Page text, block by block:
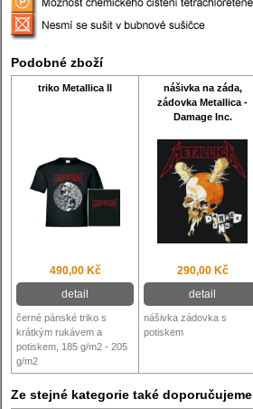
Podobné zboží
triko Metallica II
nášivka na záda,
zádovka Metallica -
Damage Inc.
490,00 Kč
detail
290,00 Kč
detail
černé pánské triko s
krátkým rukávem a
potiskem, 185 g/m2 - 205
g/m2
nášivka zádovka s
potiskem
Ze stejné kategorie také doporučujeme